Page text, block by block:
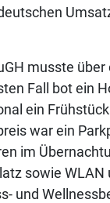
musste über
Fall bot ein
ein
war ein
im
sowie WLAN
und